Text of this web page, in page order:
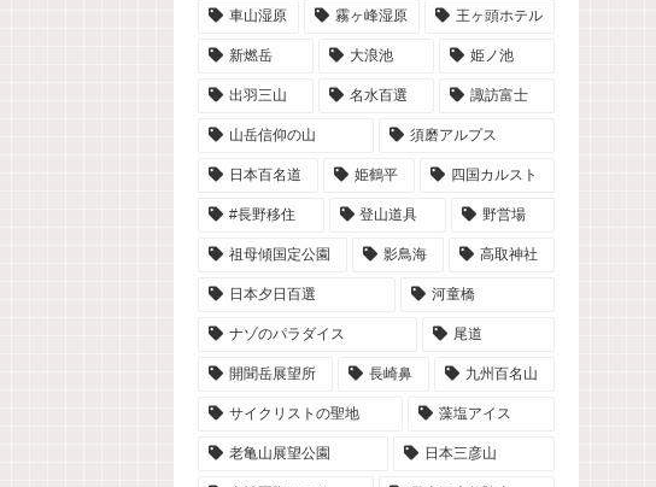
車山湿原 霧ヶ峰湿原 王ヶ頭ホテル
新燃岳 大浪池 姫ノ池
出羽三山 名水百選 諏訪富士
山岳信仰の山 須磨アルプス
日本百名道 姫鶴平 四国カルスト
#長野移住 登山道具 野営場
祖母傾国定公園 影鳥海 高取神社
日本夕日百選 河童橋
ナゾのパラダイス 尾道
開聞岳展望所 長崎鼻 九州百名山
サイクリストの聖地 藻塩アイス
老亀山展望公園 日本三彦山